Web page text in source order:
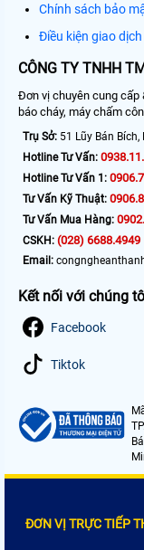
Chính sách bảo
Điều kiện giao
CÔNG TY TNHH
Đơn vị chuyên cung cấp
báo cháy, máy chấm
Trụ Sở: 51 Lũy Bán
Hotline Tư Vấn:
Hotline Tư Vấn 1:
Tư Vấn Kỹ Thuật:
Tư Vấn Mua Hàng:
CSKH: (028) 6688.4949
Email:
Kết nối với chúng
Facebook
Tiktok
ĐƠN VỊ TRỰC TIẾP